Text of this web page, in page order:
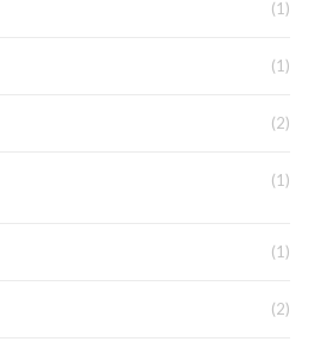
(1)
(1)
(2)
(1)
(1)
(2)